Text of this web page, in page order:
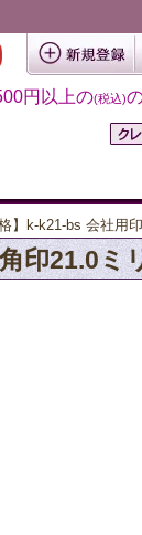
円以上の(税込)
格】k-k21-bs 会社用
印21.0ミ